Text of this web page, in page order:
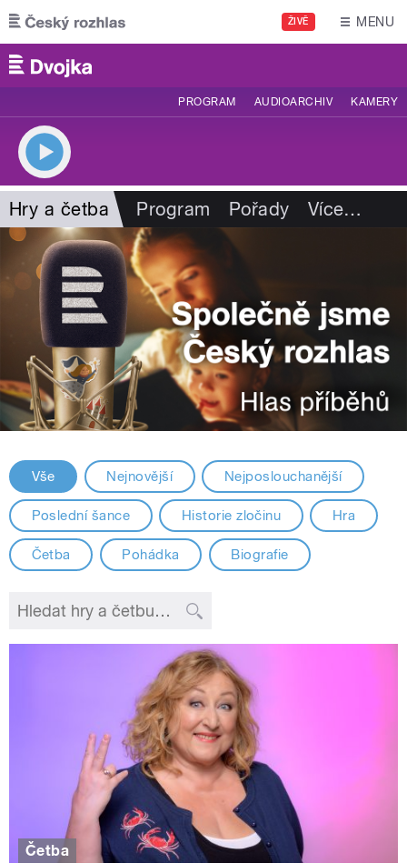
Přejít k hlavnímu obsahu
ŽIVĚ MENU
PROGRAM AUDIOARCHIV KAMERY
Hry a četba Program Pořady Více…
Vše Nejnovější Nejposlouchanější
Poslední šance Historie zločinu Hra
Četba Pohádka Biografie
Četba